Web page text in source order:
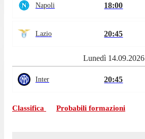
Napoli 18:00
Lazio 20:45
Lunedì 14.09.2026
Inter 20:45
Classifica Probabili formazioni